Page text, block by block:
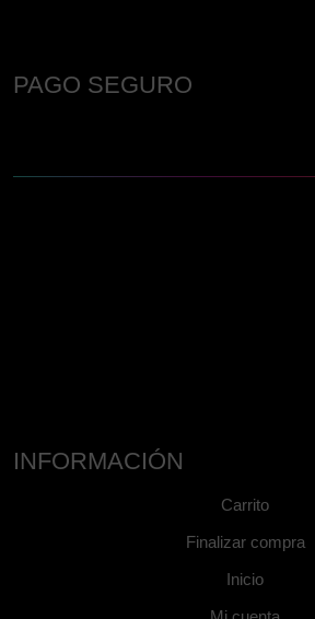
PAGO SEGURO
INFORMACIÓN
Carrito
Finalizar compra
Inicio